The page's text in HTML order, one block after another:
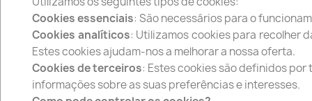
PRODUTOS
Promoção
Novos produtos
Top de Vendas
A
Envio
A
Cookies essenciais: São necessários para o
Cookies analíticos: Utilizamos cookies para recolher
Estes cookies ajudam-nos a melhorar a nossa oferta.
Cookies de terceiros: Estes cookies são definidos
informações sobre as suas preferências e interesses.